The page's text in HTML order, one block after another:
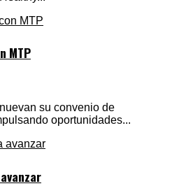
MTP
su convenio de
oportunidades...